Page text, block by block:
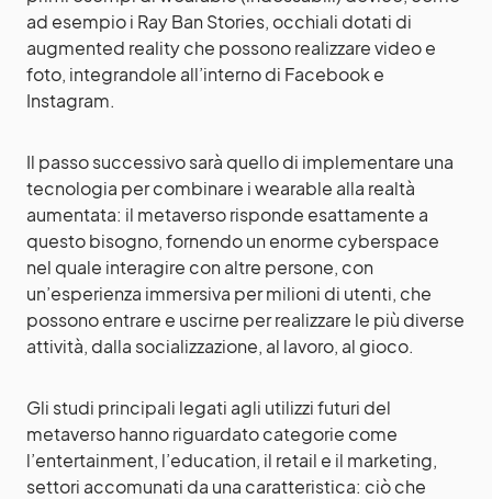
ad esempio i Ray Ban Stories, occhiali dotati di
augmented reality che possono realizzare video e
foto, integrandole all’interno di Facebook e
Instagram.
Il passo successivo sarà quello di implementare una
tecnologia per combinare i wearable alla realtà
aumentata: il metaverso risponde esattamente a
questo bisogno, fornendo un enorme cyberspace
nel quale interagire con altre persone, con
un’esperienza immersiva per milioni di utenti, che
possono entrare e uscirne per realizzare le più diverse
attività, dalla socializzazione, al lavoro, al gioco.
Gli studi principali legati agli utilizzi futuri del
metaverso hanno riguardato categorie come
l’entertainment, l’education, il retail e il marketing,
settori accomunati da una caratteristica: ciò che